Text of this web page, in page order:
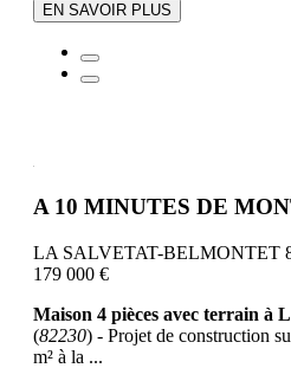
EN SAVOIR PLUS
A 10 MINUTES DE
LA SALVETAT-BELMONTET
179 000 €
Maison 4 pièces avec terrain à
(82230) - Projet de construction
m² à la ...